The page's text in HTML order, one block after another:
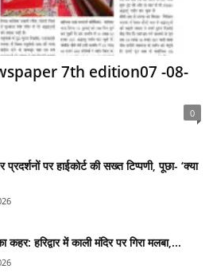
7th edition07 -08-
0
पर हाईकोर्ट की सख्त टिप्पणी, पूछा- ‘क्या
कहर: हरिद्वार में काली मंदिर पर गिरा मलबा,...